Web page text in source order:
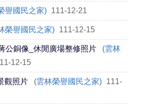
譽國民之家) 111-12-21
榮譽國民之家) 111-12-15
公銅像_休閒廣場整修照片
(雲林
12-15
觀照片 (雲林榮譽國民之家) 111-